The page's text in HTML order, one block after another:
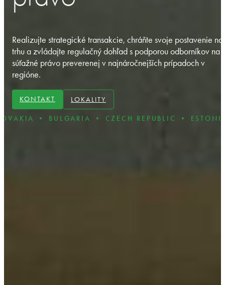
Realizujte strategické transakcie, chráňte svoje postavenie na
trhu a zvládajte regulačný dohľad s podporou odborníkov na
súťažné právo preverenej v najnáročnejších prípadoch v
regióne.
KONTAKT LOKALITY
• CZECH REPUBLIC • ESTONIA •